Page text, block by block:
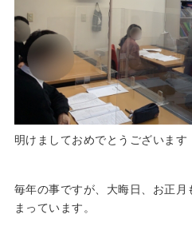
お問い合わせ
明けましておめでとうございます
毎年の事ですが、大晦日、お正
まっています。